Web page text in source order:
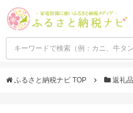
ふるさと納税ナビ TOP 返礼